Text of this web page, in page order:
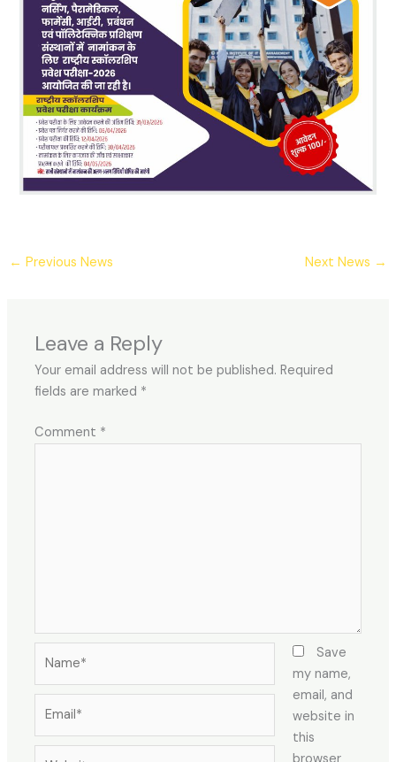
← Previous News Next News →
Leave a Reply
Your email address will not be published. Required
fields are marked *
Comment *
Save
my name,
email, and
website in
this